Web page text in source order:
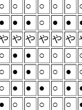
○ ○ ○ ○ ○ ○
● ● ● ○ ● ●
や や や や や
○ ● ● ○ ○ ○
○ ● ● ○ ○ ●
○ ● ● ● ○ ●
● ○ ○ ○ ○ ○